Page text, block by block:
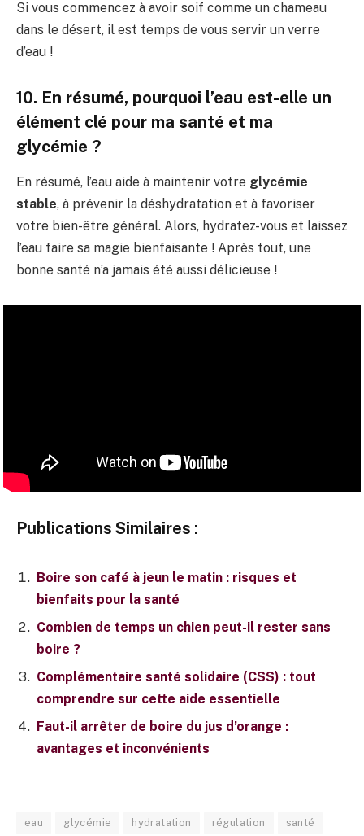
Si vous commencez à avoir soif comme un chameau
dans le désert, il est temps de vous servir un verre
d’eau !
10. En résumé, pourquoi l’eau est-elle un
élément clé pour ma santé et ma
glycémie ?
En résumé, l’eau aide à maintenir votre glycémie
stable, à prévenir la déshydratation et à favoriser
votre bien-être général. Alors, hydratez-vous et laissez
l’eau faire sa magie bienfaisante ! Après tout, une
bonne santé n’a jamais été aussi délicieuse !
Publications Similaires :
Boire son café à jeun le matin : risques et
bienfaits pour la santé
Combien de temps un chien peut-il rester sans
boire ?
Complémentaire santé solidaire (CSS) : tout
comprendre sur cette aide essentielle
Faut-il arrêter de boire du jus d’orange :
avantages et inconvénients
eau glycémie hydratation régulation santé